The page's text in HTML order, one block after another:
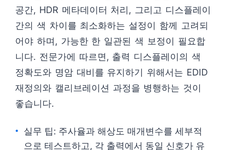
공간, HDR 메타데이터 처리, 그리고 디스플레이
간의 색 차이를 최소화하는 설정이 함께 고려되
어야 하며, 가능한 한 일관된 색 보정이 필요합
니다. 전문가에 따르면, 출력 디스플레이의 색
정확도와 명암 대비를 유지하기 위해서는 EDID
재정의와 캘리브레이션 과정을 병행하는 것이
좋습니다.
실무 팁: 주사율과 해상도 매개변수를 세부적
으로 테스트하고, 각 출력에서 동일 신호가 유